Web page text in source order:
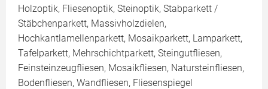
Holzoptik, Fliesenoptik, Steinoptik, Stabparkett /
Stäbchenparkett, Massivholzdielen,
Hochkantlamellenparkett, Mosaikparkett, Lamparkett,
Tafelparkett, Mehrschichtparkett, Steingutfliesen,
Feinsteinzeugfliesen, Mosaikfliesen, Natursteinfliesen,
Bodenfliesen, Wandfliesen, Fliesenspiegel